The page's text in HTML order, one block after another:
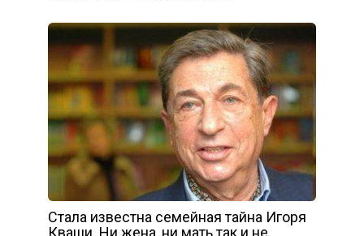
Стала известна семейная тайна Игоря
Кваши. Ни жена, ни мать так и не